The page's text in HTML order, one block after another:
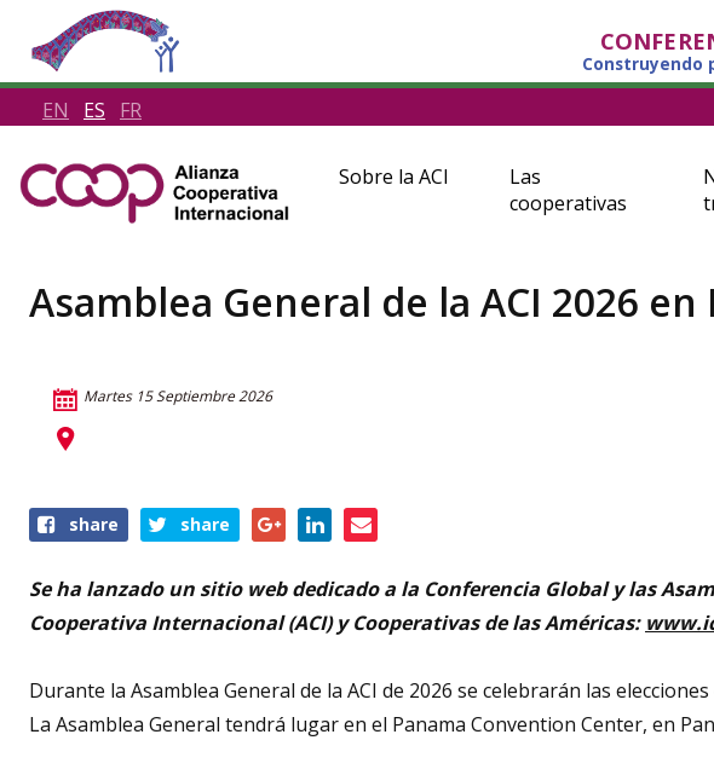
Construyendo
EN ES FR
Sobre la ACI
Las
cooperativas
Asamblea General de la ACI 2026 en
Martes 15 Septiembre 2026
Share
event
share share
Se ha lanzado un sitio web dedicado a la Conferencia Global y las
Cooperativa Internacional (ACI) y Cooperativas de las Américas:
Durante la Asamblea General de la ACI de 2026 se celebrarán las
La Asamblea General tendrá lugar en el Panama Convention Center, en